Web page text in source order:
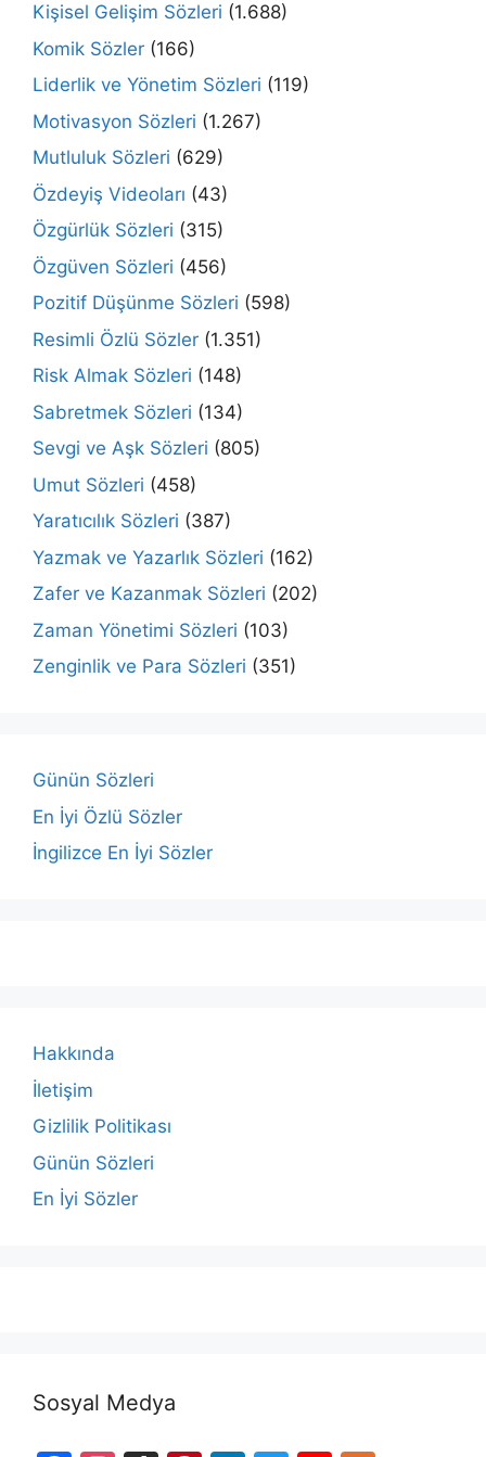
Kişisel Gelişim Sözleri (1.688)
Komik Sözler (166)
Liderlik ve Yönetim Sözleri (119)
Motivasyon Sözleri (1.267)
Mutluluk Sözleri (629)
Özdeyiş Videoları (43)
Özgürlük Sözleri (315)
Özgüven Sözleri (456)
Pozitif Düşünme Sözleri (598)
Resimli Özlü Sözler (1.351)
Risk Almak Sözleri (148)
Sabretmek Sözleri (134)
Sevgi ve Aşk Sözleri (805)
Umut Sözleri (458)
Yaratıcılık Sözleri (387)
Yazmak ve Yazarlık Sözleri (162)
Zafer ve Kazanmak Sözleri (202)
Zaman Yönetimi Sözleri (103)
Zenginlik ve Para Sözleri (351)
Günün Sözleri
En İyi Özlü Sözler
İngilizce En İyi Sözler
Hakkında
İletişim
Gizlilik Politikası
Günün Sözleri
En İyi Sözler
Sosyal Medya